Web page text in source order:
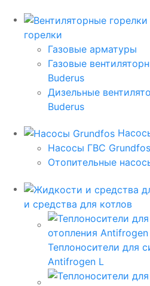
горелки
Газовые арматуры
Газовые
Buderus
Дизельные
Buderus
Насосы ГВС Grundfos
Отопительные
и средства для котлов
Теплоносители для
Antifrogen L